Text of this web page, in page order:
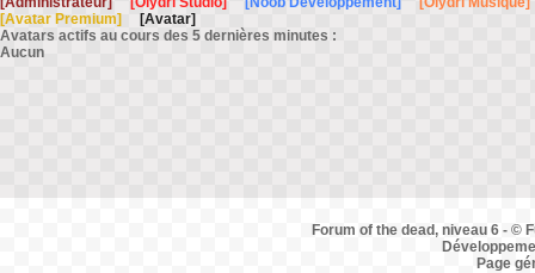
[Avatar Premium]
[Avatar]
Avatars actifs au cours des 5 dernières minutes :
Aucun
Forum of the dead, niveau 6 - ©
Page